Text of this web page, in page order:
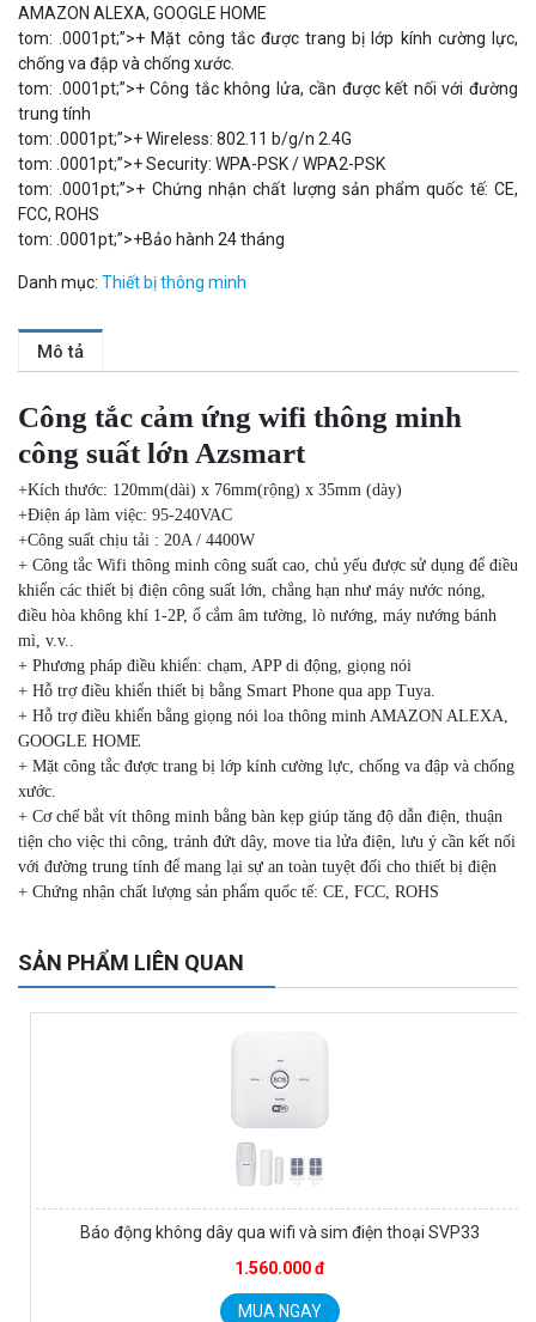
AMAZON ALEXA, GOOGLE HOME
tom: .0001pt;”>+ Mặt công tắc được trang bị lớp kính cường lực,
chống va đập và chống xước.
tom: .0001pt;”>+ Công tắc không lửa, cần được kết nối với đường
trung tính
tom: .0001pt;”>+ Wireless: 802.11 b/g/n 2.4G
tom: .0001pt;”>+ Security: WPA-PSK / WPA2-PSK
tom: .0001pt;”>+ Chứng nhận chất lượng sản phẩm quốc tế: CE,
FCC, ROHS
tom: .0001pt;”>+Bảo hành 24 tháng
Danh mục: Thiết bị thông minh
Mô tả
Công tắc cảm ứng wifi thông minh
công suất lớn Azsmart
+Kích thước: 120mm(dài) x 76mm(rộng) x 35mm (dày)
+Điện áp làm việc: 95-240VAC
+Công suất chịu tải : 20A / 4400W
+ Công tắc Wifi thông minh công suất cao, chủ yếu được sử dụng để điều
khiển các thiết bị điện công suất lớn, chẳng hạn như máy nước nóng,
điều hòa không khí 1-2P, ổ cắm âm tường, lò nướng, máy nướng bánh
mì, v.v..
+ Phương pháp điều khiển: chạm, APP di động, giọng nói
+ Hỗ trợ điều khiển thiết bị bằng Smart Phone qua app Tuya.
+ Hỗ trợ điều khiển bằng giọng nói loa thông minh AMAZON ALEXA,
GOOGLE HOME
+ Mặt công tắc được trang bị lớp kính cường lực, chống va đập và chống
xước.
+ Cơ chế bắt vít thông minh bằng bàn kẹp giúp tăng độ dẫn điện, thuận
tiện cho việc thi công, tránh đứt dây, move tia lửa điện, lưu ý cần kết nối
với đường trung tính để mang lại sự an toàn tuyệt đối cho thiết bị điện
+ Chứng nhận chất lượng sản phẩm quốc tế: CE, FCC, ROHS
SẢN PHẨM LIÊN QUAN
Báo động không dây qua wifi và sim điện thoại SVP33
1.560.000 đ
MUA NGAY
Camera Wifi thông minh EZVIZ H6c Pro 3M 2K Tặng thẻ 64G
560.000 đ
MUA NGAY
Camera WiFi quay quét thông minh 2MP EZVIZ H8C
1.670.000 đ
MUA NGAY
Camera WiFi EZVIZ H8C 2K 4MP tích hợp Ai thông minh
Camera WiFi quay quét ngoài trời EZVIZ H8 Pro 3K